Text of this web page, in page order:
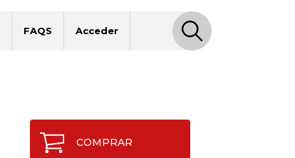
FAQS Acceder
COMPRAR